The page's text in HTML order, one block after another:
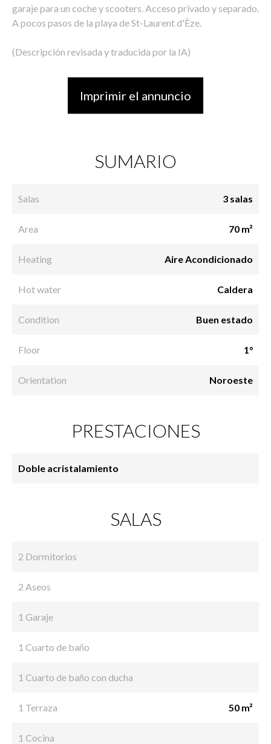
garaje para un coche y scooters. Acceso privado y separado.
A pocos pasos de la playa de St-Laurent d'Èze.
(Descripción revisada y traducida por la IA)
Imprimir el annuncio
SUMARIO
Salas 3 salas
Area 70 m²
Heating Aire Acondicionado
Hot water Caldera
Condition Buen estado
Floor 1°
Orientation Noroeste
PRESTACIONES
Doble acristalamiento
SALAS
2 Dormitorios
2 Aseos
1 Garaje
1 Cuarto de baño
1 Cuarto de baño con ducha
1 Terraza 50 m²
1 Cocina